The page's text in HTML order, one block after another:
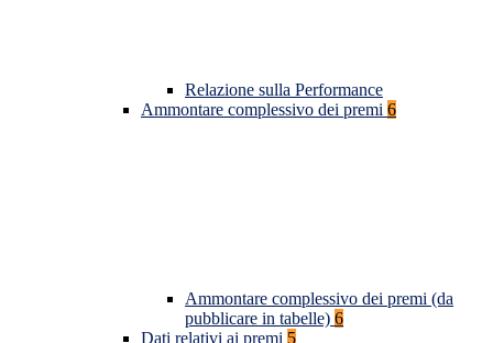
Relazione sulla Performance
Ammontare complessivo dei premi 6
Ammontare complessivo dei premi (da
pubblicare in tabelle) 6
Dati relativi ai premi 5